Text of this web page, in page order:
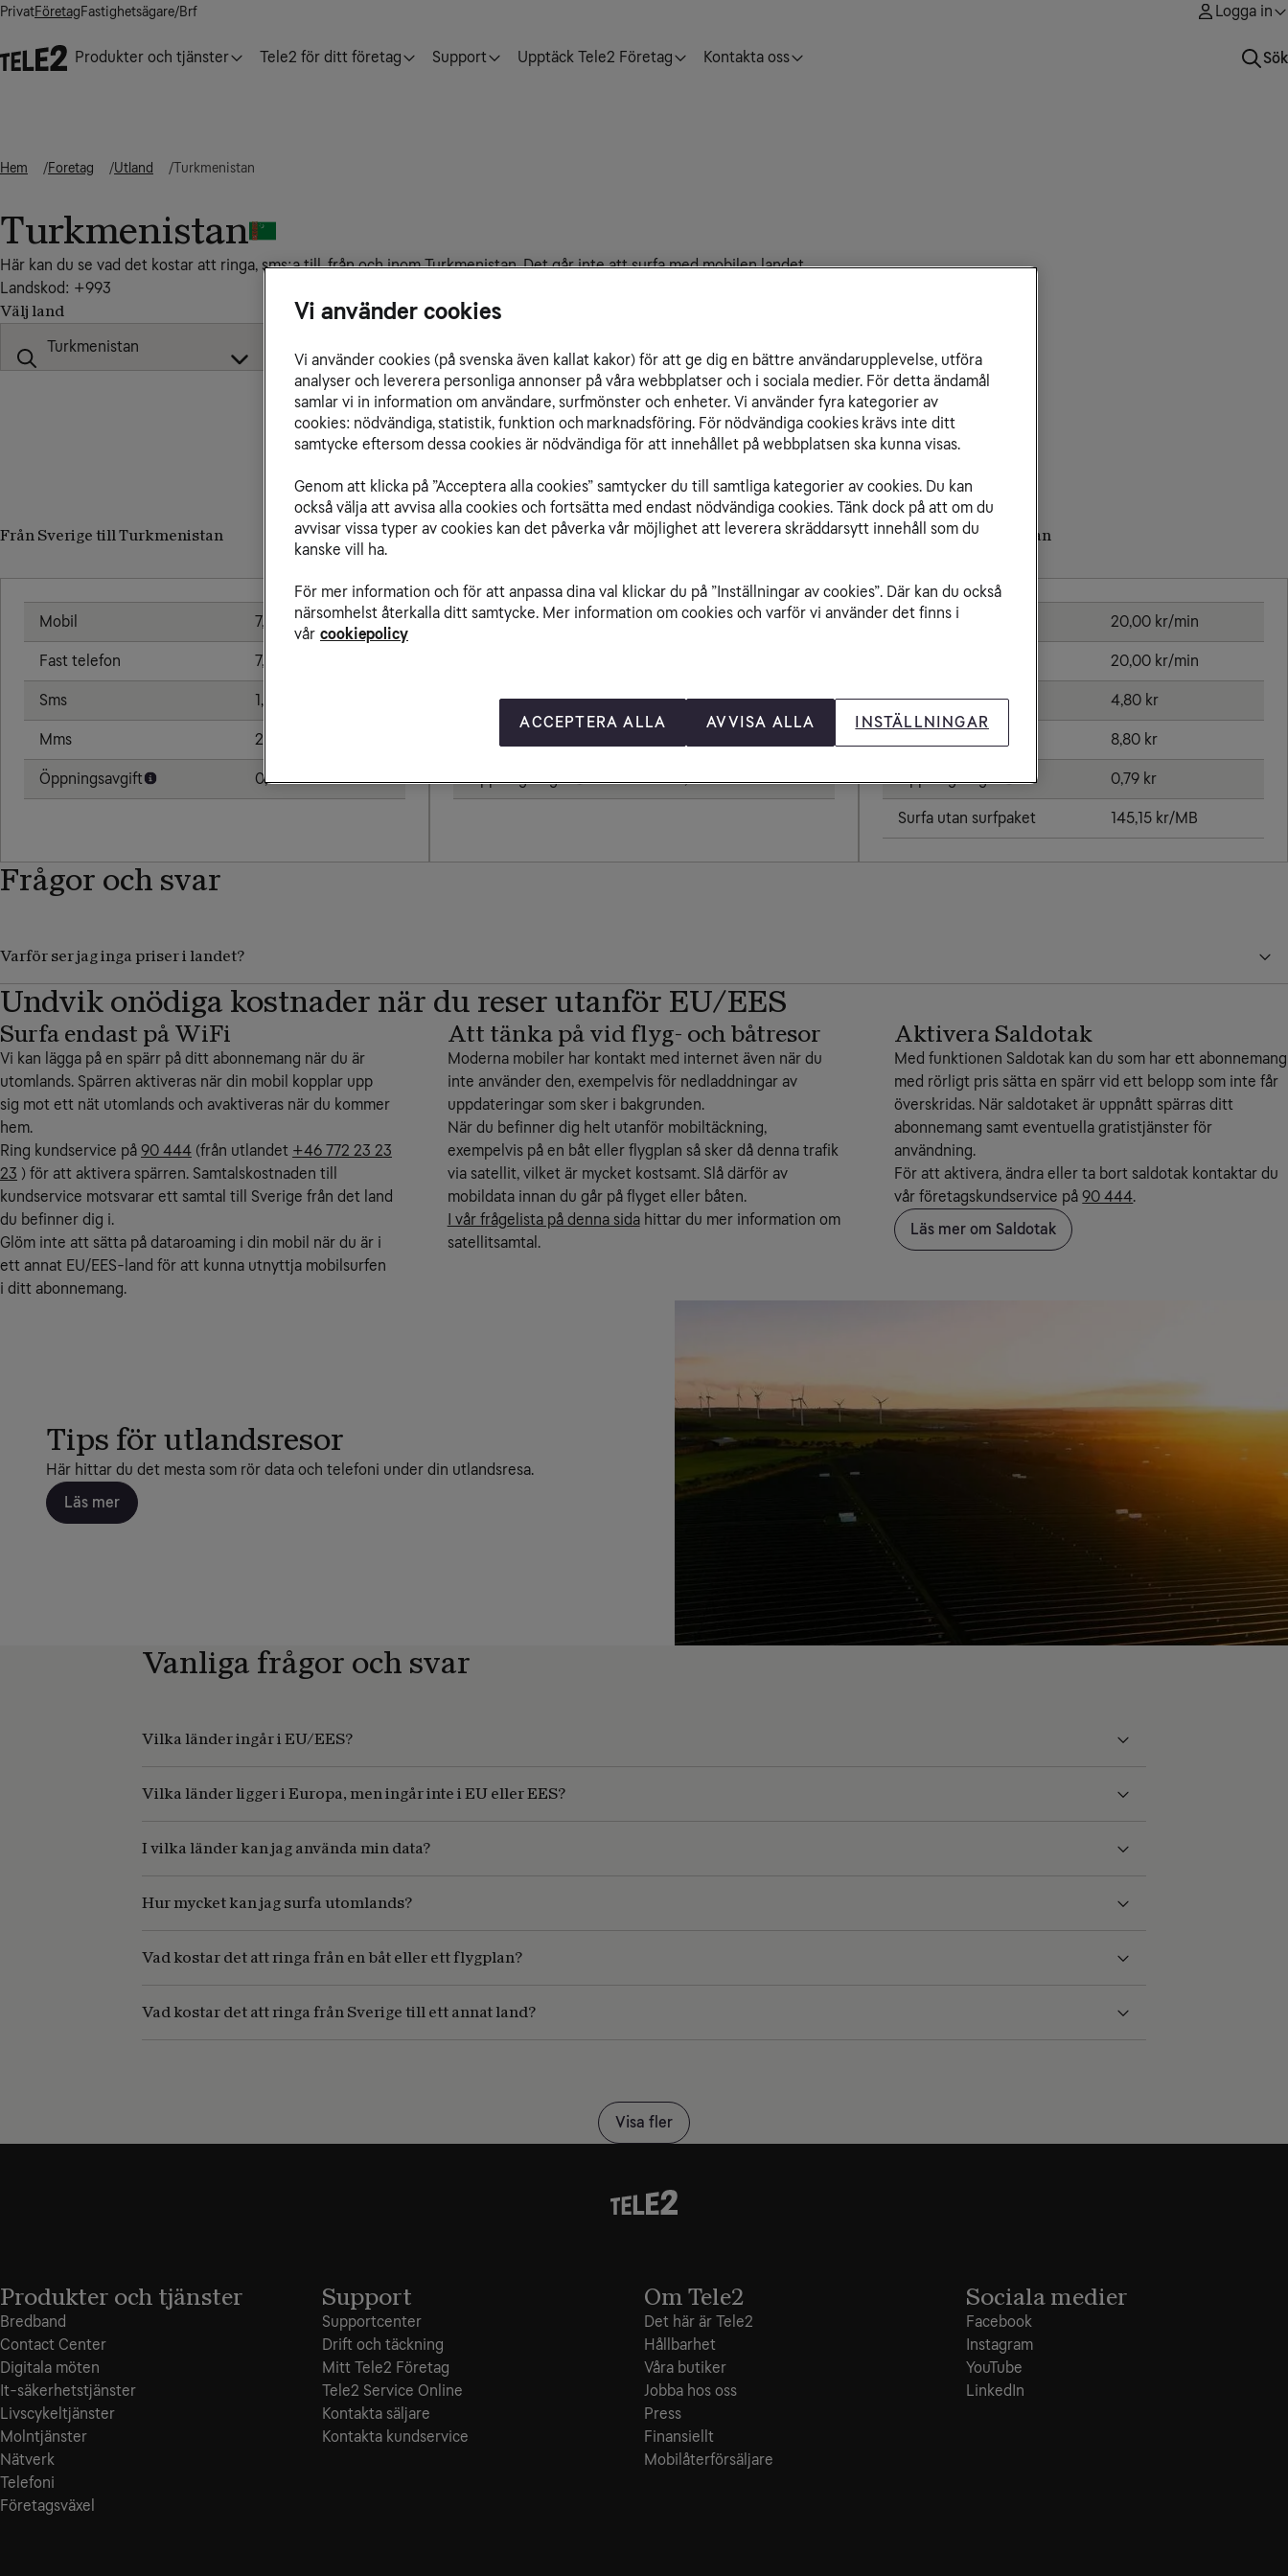
PrivatFöretagFastighetsägare/Brf Logga in
Produkter och tjänster Tele2 för ditt företag Support Upptäck Tele2 Företag Kontakta oss Sök
Hem Foretag Utland Turkmenistan
Turkmenistan
Här kan du se vad det kostar att ringa, sms:a till, från och inom Turkmenistan. Det går inte att surfa med mobilen landet.
Landskod: +993
Välj land
Från Sverige till Turkmenistan
Mobil 7,00 kr/min
Fast telefon 7,00 kr/min
Sms 1,91 kr
Mms 2,39 kr
Öppningsavgift 0,79 kr
Från Turkmenistan till
Ringa samtal 20,00 kr/min
4,80 kr
Öppningsavgift 0,79 kr
Priser inom Turkmenistan
Ringa samtal 20,00 kr/min
20,00 kr/min
Sms 4,80 kr
8,80 kr
Öppningsavgift 0,79 kr
Surfa utan surfpaket 145,15 kr/MB
Frågor och svar
Varför ser jag inga priser i landet?
Undvik onödiga kostnader när du reser utanför EU/EES
Surfa endast på WiFi
Vi kan lägga på en spärr på ditt abonnemang när du är
utomlands. Spärren aktiveras när din mobil kopplar upp
sig mot ett nät utomlands och avaktiveras när du kommer
hem.
Ring kundservice på 90 444 (från utlandet +46 772 23 23
23 ) för att aktivera spärren. Samtalskostnaden till
kundservice motsvarar ett samtal till Sverige från det land
du befinner dig i.
Glöm inte att sätta på dataroaming i din mobil när du är i
ett annat EU/EES-land för att kunna utnyttja mobilsurfen
i ditt abonnemang.
Att tänka på vid flyg- och båtresor
Moderna mobiler har kontakt med internet även när du
inte använder den, exempelvis för nedladdningar av
uppdateringar som sker i bakgrunden.
När du befinner dig helt utanför mobiltäckning,
exempelvis på en båt eller flygplan så sker då denna trafik
via satellit, vilket är mycket kostsamt. Slå därför av
mobildata innan du går på flyget eller båten.
I vår frågelista på denna sidahittar du mer information om
satellitsamtal.
Aktivera Saldotak
Med funktionen Saldotak kan du som har ett abonnemang
med rörligt pris sätta en spärr vid ett belopp som inte får
överskridas. När saldotaket är uppnått spärras ditt
abonnemang samt eventuella gratistjänster för
användning.
För att aktivera, ändra eller ta bort saldotak kontaktar du
vår företagskundservice på90 444.
Läs mer om Saldotak
Tips för utlandsresor
Här hittar du det mesta som rör data och telefoni under din utlandsresa.
Läs mer
Vanliga frågor och svar
Vilka länder ingår i EU/EES?
Vilka länder ligger i Europa, men ingår inte i EU eller EES?
I vilka länder kan jag använda min data?
Hur mycket kan jag surfa utomlands?
Vad kostar det att ringa från en båt eller ett flygplan?
Vad kostar det att ringa från Sverige till ett annat land?
Visa fler
Produkter och tjänster
Bredband
Contact Center
Digitala möten
It-säkerhetstjänster
Livscykeltjänster
Molntjänster
Nätverk
Telefoni
Företagsväxel
Support
Supportcenter
Drift och täckning
Mitt Tele2 Företag
Tele2 Service Online
Kontakta säljare
Kontakta kundservice
Om Tele2
Det här är Tele2
Hållbarhet
Våra butiker
Jobba hos oss
Press
Finansiellt
Mobilåterförsäljare
Sociala medier
Facebook
Instagram
YouTube
LinkedIn
Vi använder cookies
Vi använder cookies (på svenska även kallat kakor) för att ge dig en bättre användarupplevelse, utföra
analyser och leverera personliga annonser på våra webbplatser och i sociala medier. För detta ändamål
samlar vi in information om användare, surfmönster och enheter. Vi använder fyra kategorier av
cookies: nödvändiga, statistik, funktion och marknadsföring. För nödvändiga cookies krävs inte ditt
samtycke eftersom dessa cookies är nödvändiga för att innehållet på webbplatsen ska kunna visas.
Genom att klicka på ”Acceptera alla cookies” samtycker du till samtliga kategorier av cookies. Du kan
också välja att avvisa alla cookies och fortsätta med endast nödvändiga cookies. Tänk dock på att om du
avvisar vissa typer av cookies kan det påverka vår möjlighet att leverera skräddarsytt innehåll som du
kanske vill ha.
För mer information och för att anpassa dina val klickar du på ”Inställningar av cookies”. Där kan du också
närsomhelst återkalla ditt samtycke. Mer information om cookies och varför vi använder det finns i
vår cookiepolicy
ACCEPTERA ALLA AVVISA ALLA INSTÄLLNINGAR